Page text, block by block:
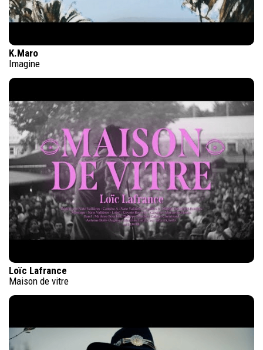
K.Maro
Imagine
Loïc Lafrance
Maison de vitre